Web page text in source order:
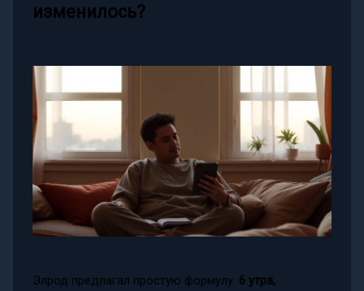
изменилось?
Элрод предлагал простую формулу: 6 утра,